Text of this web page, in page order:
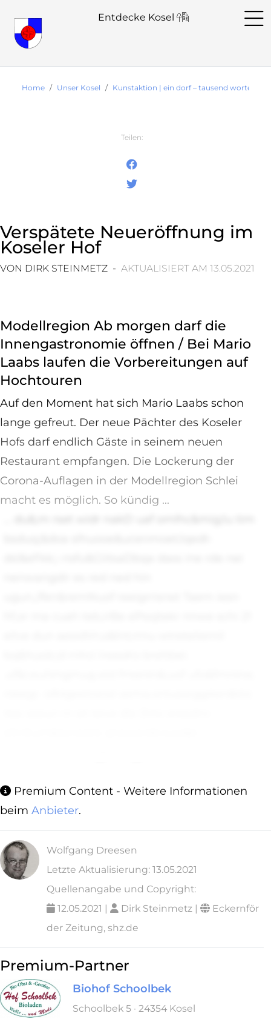
Entdecke Kosel
Home Unser Kosel Kunstaktion | ein dorf – tausend worte
Teilen:
Verspätete Neueröffnung im
Koseler Hof
VON DIRK STEINMETZ - AKTUALISIERT AM 13.05.2021
Modellregion Ab morgen darf die
Innengastronomie öffnen / Bei Mario
Laabs laufen die Vorbereitungen auf
Hochtouren
Auf den Moment hat sich Mario Laabs schon
lange gefreut. Der neue Pächter des Koseler
Hofs darf endlich Gäste in seinem neuen
Restaurant empfangen. Die Lockerung der
Corona-Auflagen in der Modellregion Schlei
macht es möglich. So kündig ...
Premium Content - Weitere Informationen
beim Anbieter.
Wolfgang Dreesen
Letzte Aktualisierung: 13.05.2021
Quellenangabe und Copyright:
12.05.2021 |
Dirk Steinmetz |
Eckernför
der Zeitung, shz.de
Premium-Partner
Biohof Schoolbek
Schoolbek 5 · 24354 Kosel